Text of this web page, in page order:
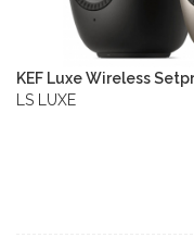
KEF Luxe Wireless
LS LUXE